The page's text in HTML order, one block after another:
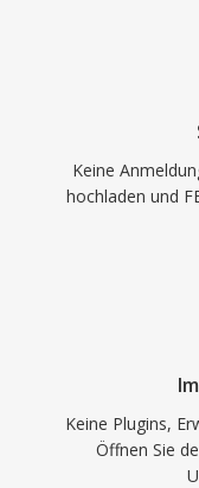
Keine
hochladen und
Keine Plugins,
Öffnen Sie